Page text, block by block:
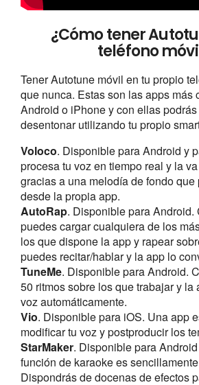
¿Cómo tener
teléfono
Tener Autotune móvil en tu propio
que nunca. Estas son las apps más
Android o iPhone y con ellas
desentonar utilizando tu propio
Voloco. Disponible para Android y
procesa tu voz en tiempo real y la
gracias a una melodía de fondo
desde la propia app.
AutoRap. Disponible para Android.
puedes cargar cualquiera de los
los que dispone la app y rapear
puedes recitar/hablar y la app lo
TuneMe. Disponible para Android.
50 ritmos sobre los que trabajar y la
voz automáticamente.
Vio. Disponible para iOS. Una app
modificar tu voz y postproducir los
StarMaker. Disponible para
función de karaoke es
Dispondrás de docenas de efectos